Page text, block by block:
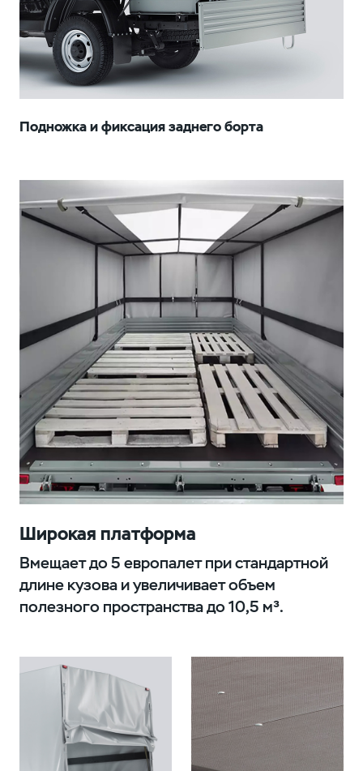
Подножка и фиксация заднего борта
Широкая платформа
Вмещает до 5 европалет при стандартной
длине кузова и увеличивает объем
полезного пространства до 10,5 м³.